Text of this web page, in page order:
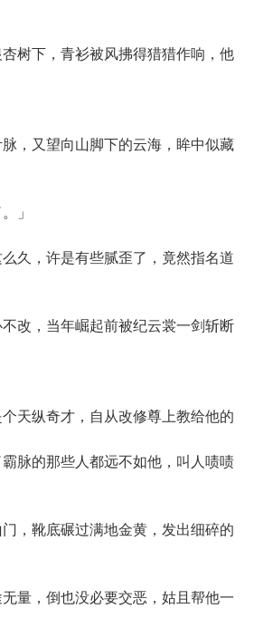
下，青衫被风拂得猎猎作响，他
又望向山脚下的云海，眸中似藏
」
，许是有些腻歪了，竟然指名道
，当年崛起前被纪云裳一剑斩断
纵奇才，自从改修尊上教给他的
脉的那些人都远不如他，叫人啧啧
靴底碾过满地金黄，发出细碎的
，倒也没必要交恶，姑且帮他一